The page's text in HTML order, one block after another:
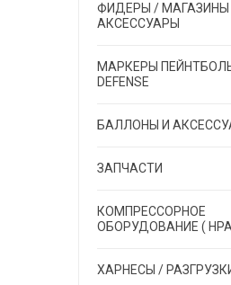
ФИДЕРЫ / МАГАЗИНЫ
АКСЕССУАРЫ
МАРКЕРЫ
DEFENSE
БАЛЛОНЫ И
ЗАПЧАСТИ
КОМПРЕССОРНОЕ
ОБОРУДОВАНИЕ (
ХАРНЕСЫ /